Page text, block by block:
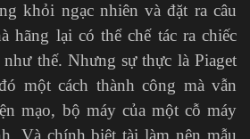
khỏi ngạc nhiên và đặt ra câu
hãng lại có thể chế tác ra chiếc
thế. Nhưng sự thực là Piaget
một cách thành công mà vẫn
mạo, bộ máy của một cỗ máy
Và chính biệt tài làm nên mẫu